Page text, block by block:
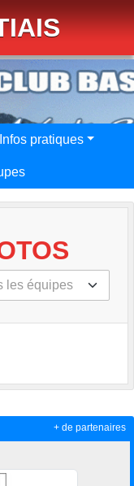
Infos pratiques
+ de partenaires